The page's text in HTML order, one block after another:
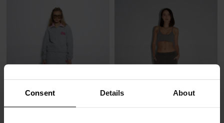
Consent Details About